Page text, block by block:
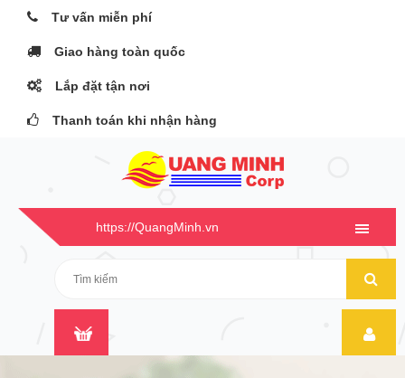
Tư vấn miễn phí
Giao hàng toàn quốc
Lắp đặt tận nơi
Thanh toán khi nhận hàng
https://QuangMinh.vn